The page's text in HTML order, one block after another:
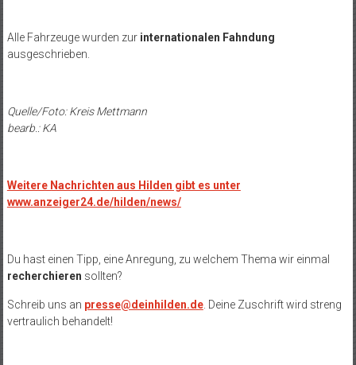
Alle Fahrzeuge wurden zur internationalen Fahndung
ausgeschrieben.
Quelle/Foto: Kreis Mettmann
bearb.: KA
Weitere Nachrichten aus Hilden gibt es unter
www.anzeiger24.de/hilden/news/
Du hast einen Tipp, eine Anregung, zu welchem Thema wir einmal
recherchieren sollten?
Schreib uns an presse@deinhilden.de. Deine Zuschrift wird streng
vertraulich behandelt!